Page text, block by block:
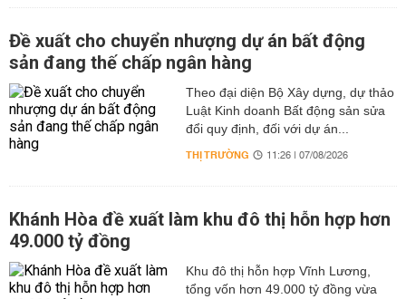
Đề xuất cho chuyển nhượng dự án bất động
sản đang thế chấp ngân hàng
Theo đại diện Bộ Xây dựng, dự thảo
Luật Kinh doanh Bất động sản sửa
đổi quy định, đối với dự án...
THỊ TRƯỜNG 11:26 | 07/08/2026
Khánh Hòa đề xuất làm khu đô thị hỗn hợp hơn
49.000 tỷ đồng
Khu đô thị hỗn hợp Vĩnh Lương,
tổng vốn hơn 49.000 tỷ đồng vừa